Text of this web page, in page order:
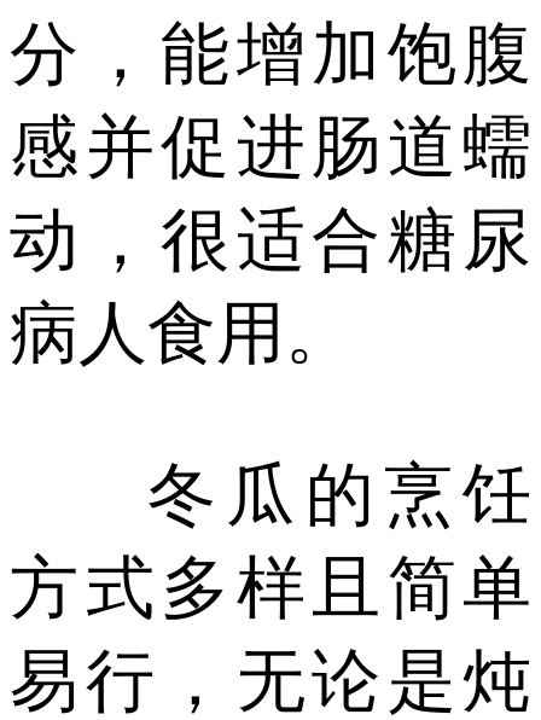
分，能增加饱腹
感并促进肠道蠕
动，很适合糖尿
病人食用。
冬瓜的烹饪
方式多样且简单
易行，无论是炖